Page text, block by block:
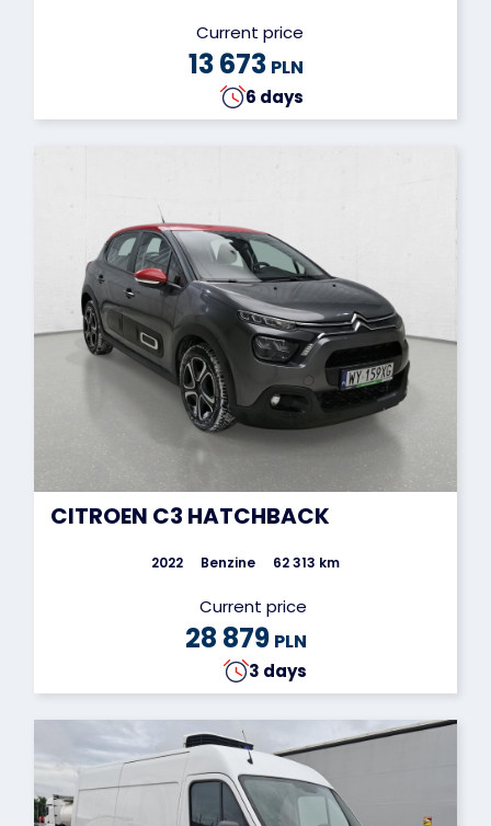
Current price
13 673 PLN
6 days
CITROEN C3 HATCHBACK
2022 Benzine 62 313 km
Current price
28 879 PLN
3 days